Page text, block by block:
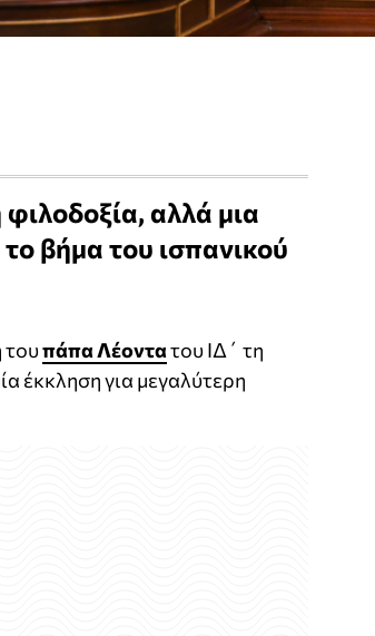
φιλοδοξία, αλλά μια
βήμα του ισπανικού
τουπάπα Λέοντατου ΙΔ΄ τη
έκκληση για μεγαλύτερη